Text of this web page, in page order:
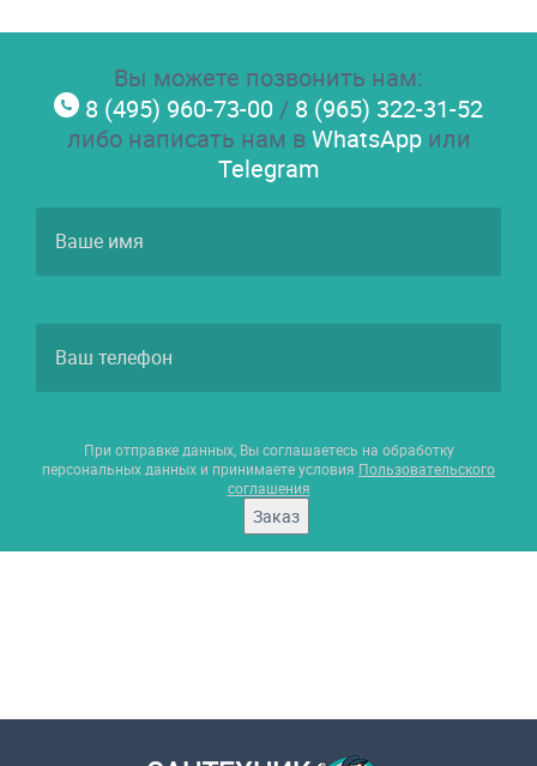
Вы можете позвонить нам:
8 (495) 960-73-00 / 8 (965) 322-31-52
либо написать нам вWhatsAppили
Telegram
При отправке данных, Вы соглашаетесь на обработку
персональных данных и принимаете условия Пользовательского
соглашения
Заказ